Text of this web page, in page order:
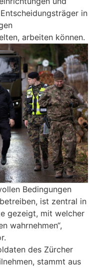
in
arbeiten können.
Bedingungen
ist zentral in
gezeigt, mit welcher
wahrnehmen“,
des Zürcher
stammt aus